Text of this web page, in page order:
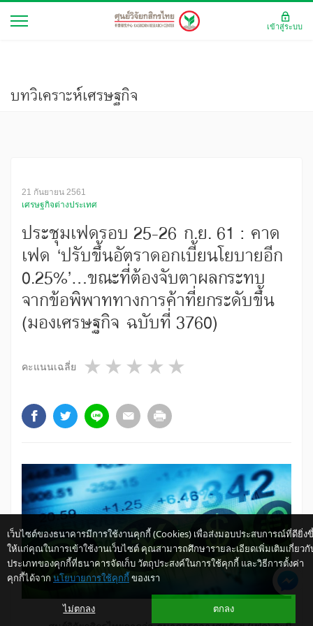
บทวิเคราะห์เศรษฐกิจ
21 กันยายน 2561
เศรษฐกิจต่างประเทศ
ประชุมเฟดรอบ 25-26 ก.ย. 61 : คาด
เฟด ‘ปรับขึ้นอัตราดอกเบี้ยนโยบายอีก
0.25%’...ขณะที่ต้องจับตาผลกระทบ
จากข้อพิพาททางการค้าที่ยกระดับขึ้น
(มองเศรษฐกิจ ฉบับที่ 3760)
คะแนนเฉลี่ย 4 stars
3 stars
2 stars
1 star
เว็บไซต์ของธนาคารมีการใช้งานคุกกี้ (Cookies) เพื่อส่งมอบประสบการณ์ที่ดียิ่ง
ให้แก่คุณในการเข้าใช้งานเว็บไซต์ คุณสามารถศึกษารายละเอียดเพิ่มเติมเกี่ยวกั
ประเภทของคุกกี้ที่ธนาคารจัดเก็บ วัตถุประสงค์ในการใช้คุกกี้ และวิธีการตั้งค่า
คุกกี้ได้จาก นโยบายการใช้คุกกี้ ของเรา
ไม่ตกลง ตกลง
เข้าสู่ระบบ